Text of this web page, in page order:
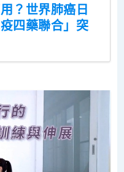
？世界肺癌日
四藥聯合」突